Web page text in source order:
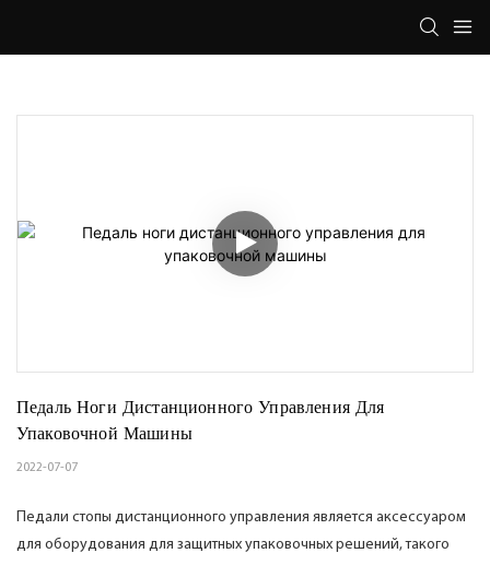
Педаль Ноги Дистанционного Управления Для
Упаковочной Машины
2022-07-07
Педали стопы дистанционного управления является аксессуаром
для оборудования для защитных упаковочных решений, такого